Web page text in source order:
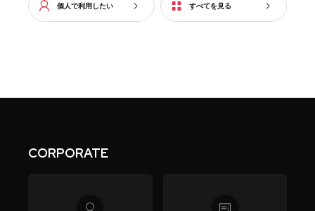
個人で利用したい すべてを見る
CORPORATE